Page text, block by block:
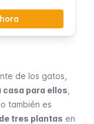
de los gatos,
casa para ellos
también es
tres plantas en